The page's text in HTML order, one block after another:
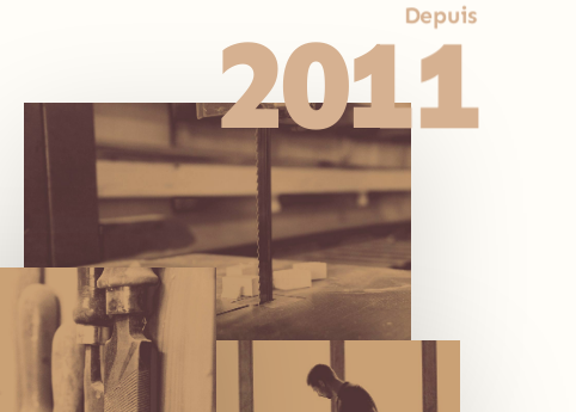
Depuis
2011